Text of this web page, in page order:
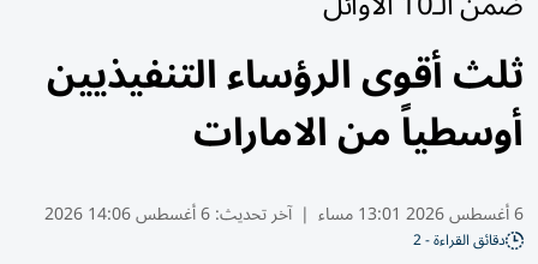
ثلث أقوى الرؤساء التنفيذيين
أوسطياً من الامارات
6 أغسطس 2026 13:01 مساء | آخر تحديث:6 أغسطس 14:06 2026
دقائق القراءة - 2